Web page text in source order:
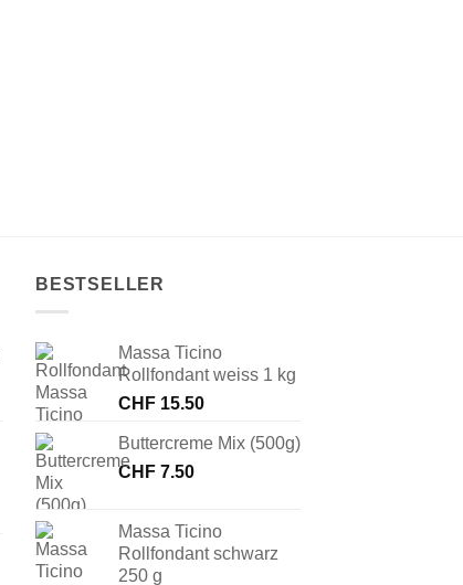
BESTSELLER
Massa Ticino
Rollfondant weiss 1 kg
CHF 15.50
Buttercreme Mix (500g)
CHF 7.50
Massa Ticino
Rollfondant schwarz
250 g